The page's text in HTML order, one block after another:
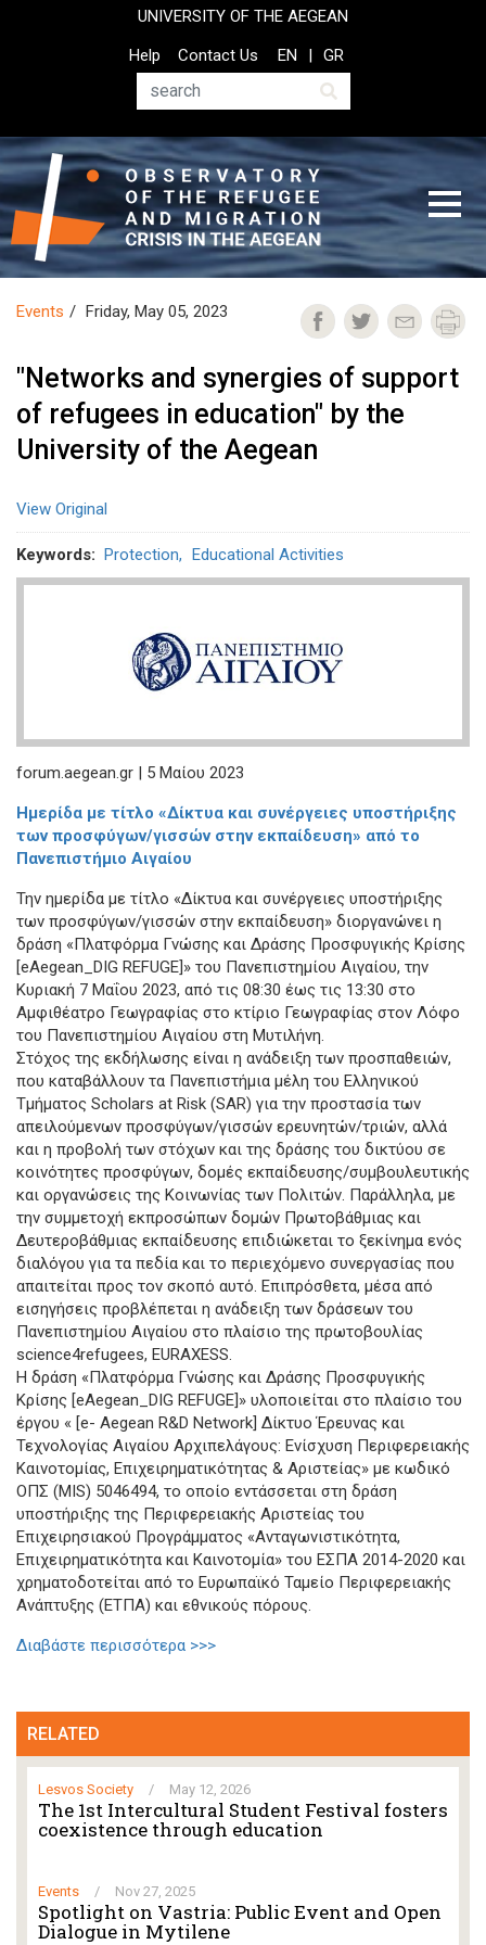
UNIVERSITY OF THE AEGEAN
Top
Header
Help
Contact Us
Search
EN GR
Events Friday, May 05, 2023
"Networks and synergies of support
of refugees in education" by the
University of the Aegean
View Original
Keywords Protection Educational Activities
forum.aegean.gr | 5 Μαίου 2023
Ημερίδα με τίτλο «Δίκτυα και συνέργειες υποστήριξης
των προσφύγων/γισσών στην εκπαίδευση» από το
Πανεπιστήμιο Αιγαίου
Την ημερίδα με τίτλο «Δίκτυα και συνέργειες υποστήριξης
των προσφύγων/γισσών στην εκπαίδευση» διοργανώνει η
δράση «Πλατφόρμα Γνώσης και Δράσης Προσφυγικής Κρίσης
[eAegean_DIG REFUGE]» του Πανεπιστημίου Αιγαίου, την
Κυριακή 7 Μαΐου 2023, από τις 08:30 έως τις 13:30 στο
Αμφιθέατρο Γεωγραφίας στο κτίριο Γεωγραφίας στον Λόφο
του Πανεπιστημίου Αιγαίου στη Μυτιλήνη.
Στόχος της εκδήλωσης είναι η ανάδειξη των προσπαθειών,
που καταβάλλουν τα Πανεπιστήμια μέλη του Ελληνικού
Τμήματος Scholars at Risk (SAR) για την προστασία των
απειλούμενων προσφύγων/γισσών ερευνητών/τριών, αλλά
και η προβολή των στόχων και της δράσης του δικτύου σε
κοινότητες προσφύγων, δομές εκπαίδευσης/συμβουλευτικής
και οργανώσεις της Κοινωνίας των Πολιτών. Παράλληλα, με
την συμμετοχή εκπροσώπων δομών Πρωτοβάθμιας και
Δευτεροβάθμιας εκπαίδευσης επιδιώκεται το ξεκίνημα ενός
διαλόγου για τα πεδία και το περιεχόμενο συνεργασίας που
απαιτείται προς τον σκοπό αυτό. Επιπρόσθετα, μέσα από
εισηγήσεις προβλέπεται η ανάδειξη των δράσεων του
Πανεπιστημίου Αιγαίου στο πλαίσιο της πρωτοβουλίας
science4refugees, EURAXESS.
Η δράση «Πλατφόρμα Γνώσης και Δράσης Προσφυγικής
Κρίσης [eAegean_DIG REFUGE]» υλοποιείται στο πλαίσιο του
έργου « [e- Aegean R&D Network] Δίκτυο Έρευνας και
Τεχνολογίας Αιγαίου Αρχιπελάγους: Ενίσχυση Περιφερειακής
Καινοτομίας, Επιχειρηματικότητας & Αριστείας» με κωδικό
ΟΠΣ (MIS) 5046494, το οποίο εντάσσεται στη δράση
υποστήριξης της Περιφερειακής Αριστείας του
Επιχειρησιακού Προγράμματος «Ανταγωνιστικότητα,
Επιχειρηματικότητα και Καινοτομία» του ΕΣΠΑ 2014-2020 και
χρηματοδοτείται από το Ευρωπαϊκό Ταμείο Περιφερειακής
Ανάπτυξης (ΕΤΠΑ) και εθνικούς πόρους.
Διαβάστε περισσότερα >>>
RELATED
Lesvos Society / May 12, 2026
The 1st Intercultural Student Festival fosters
coexistence through education
Events / Nov 27, 2025
Spotlight on Vastria: Public Event and Open
Dialogue in Mytilene